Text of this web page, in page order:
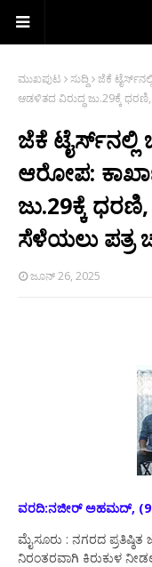
ಮುಖಪುಟ ಸುದ್ದಿ
ಜೆಕೆ
ಆಡಳಿತದ ವಿರುದ್ಧ ಜು.29ಕ್ಕೆ
ಜೆಕೆ ಟೈರ್ಸ್‍ನಲ್ಲಿ
ಆರೋಪ:
ಜು.29ಕ್ಕೆ
ಸೆಳೆಯಲು ಪತ್ರ
ಜೂನ್ 26, 2025
ವರದಿ:ನಜೀರ್ ಅಹಮದ್,
ಮೈಸೂರು : ನಗರದ
ನಿರಂತರವಾಗಿ ಕಿರುಕುಳ